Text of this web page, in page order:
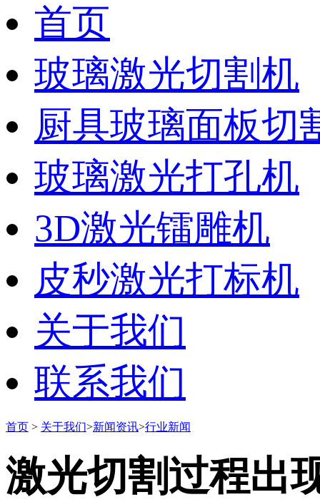
首页
玻璃激光切割机
厨具玻璃面板切
玻璃激光打孔机
3D激光镭雕机
皮秒激光打标机
关于我们
联系我们
首页 > 关于我们>新闻资讯>行业新闻
激光切割过程出